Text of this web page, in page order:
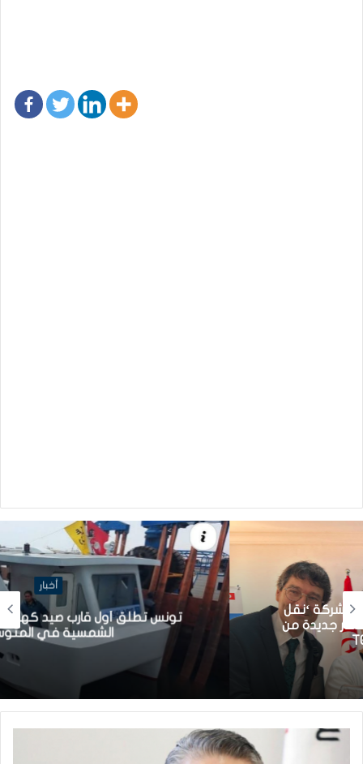
أخبار
تونس تطلق أول قارب صيد كهربائي يعمل بالطاقة
الشمسية في المتوسط